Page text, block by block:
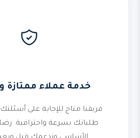
خدمة عملاء ممتازة
فريقنا متاح للإجابة على
طلباتك بسرعة واحترافية.